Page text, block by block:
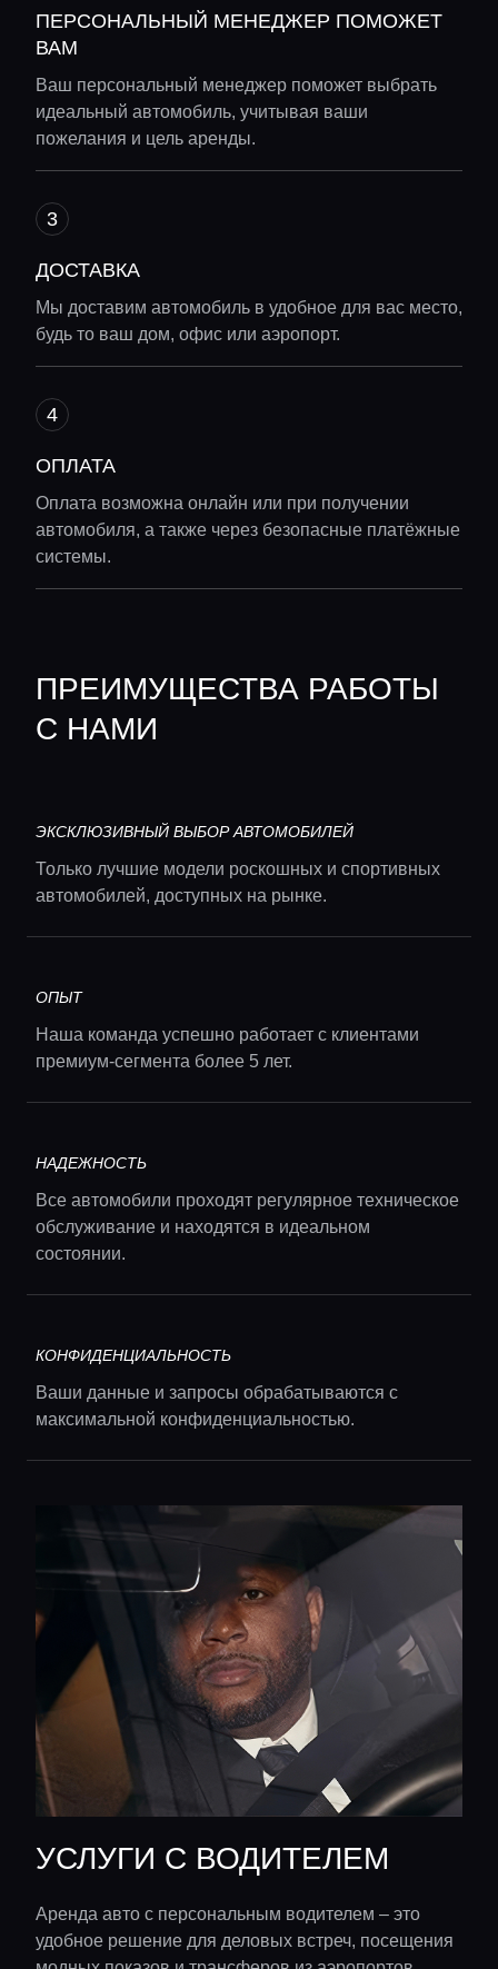
Локации
Консьерж сервис
ПЕРСОНАЛЬНЫЙ МЕНЕДЖЕР ПОМОЖЕТ
ВАМ
Ваш персональный менеджер поможет выбрать
идеальный автомобиль, учитывая ваши
пожелания и цель аренды.
ДОСТАВКА
Мы доставим автомобиль в удобное для вас место,
будь то ваш дом, офис или аэропорт.
ОПЛАТА
Оплата возможна онлайн или при получении
автомобиля, а также через безопасные платёжные
системы.
ПРЕИМУЩЕСТВА РАБОТЫ
С НАМИ
ЭКСКЛЮЗИВНЫЙ ВЫБОР АВТОМОБИЛЕЙ
Только лучшие модели роскошных и спортивных
автомобилей, доступных на рынке.
ОПЫТ
Наша команда успешно работает с клиентами
премиум-сегмента более 5 лет.
НАДЕЖНОСТЬ
Все автомобили проходят регулярное техническое
обслуживание и находятся в идеальном
состоянии.
КОНФИДЕНЦИАЛЬНОСТЬ
Ваши данные и запросы обрабатываются с
максимальной конфиденциальностью.
УСЛУГИ С ВОДИТЕЛЕМ
Аренда авто с персональным водителем – это
удобное решение для деловых встреч, посещения